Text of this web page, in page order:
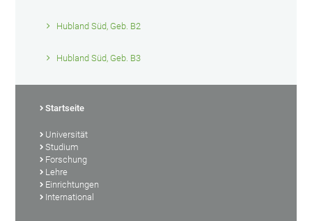
Hubland Süd, Geb. B2
Hubland Süd, Geb. B3
Startseite
Universität
Studium
Forschung
Lehre
Einrichtungen
International